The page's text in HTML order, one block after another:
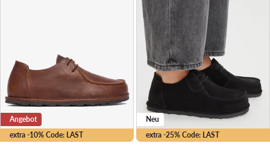
extra -10% Code: LAST
Angebot
extra -25% Code: LAST
Neu